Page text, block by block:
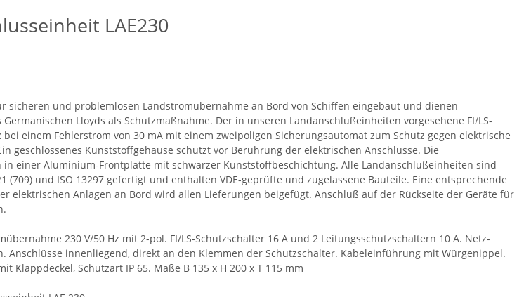
LAE230
sicheren und problemlosen Landstromübernahme an Bord von Schiffen eingebaut und dienen
Lloyds als Schutzmaßnahme. Der in unseren Landanschlußeinheiten vorgesehene FI/LS-
einem Fehlerstrom von 30 mA mit einem zweipoligen Sicherungsautomat zum Schutz gegen elektrische
geschlossenes Kunststoffgehäuse schützt vor Berührung der elektrischen Anschlüsse. Die
einer Aluminium-Frontplatte mit schwarzer Kunststoffbeschichtung. Alle Landanschlußeinheiten sind
(709) und ISO 13297 gefertigt und enthalten VDE-geprüfte und zugelassene Bauteile. Eine entsprechende
elektrischen Anlagen an Bord wird allen Lieferungen beigefügt. Anschluß auf der Rückseite der Geräte für
230 V/50 Hz mit 2-pol. FI/LS-Schutzschalter 16 A und 2 Leitungsschutzschaltern 10 A. Netz-
Anschlüsse innenliegend, direkt an den Klemmen der Schutzschalter. Kabeleinführung mit Würgenippel.
Klappdeckel, Schutzart IP 65. Maße B 135 x H 200 x T 115 mm